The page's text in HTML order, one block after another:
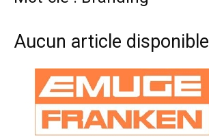
Aucun article disponible